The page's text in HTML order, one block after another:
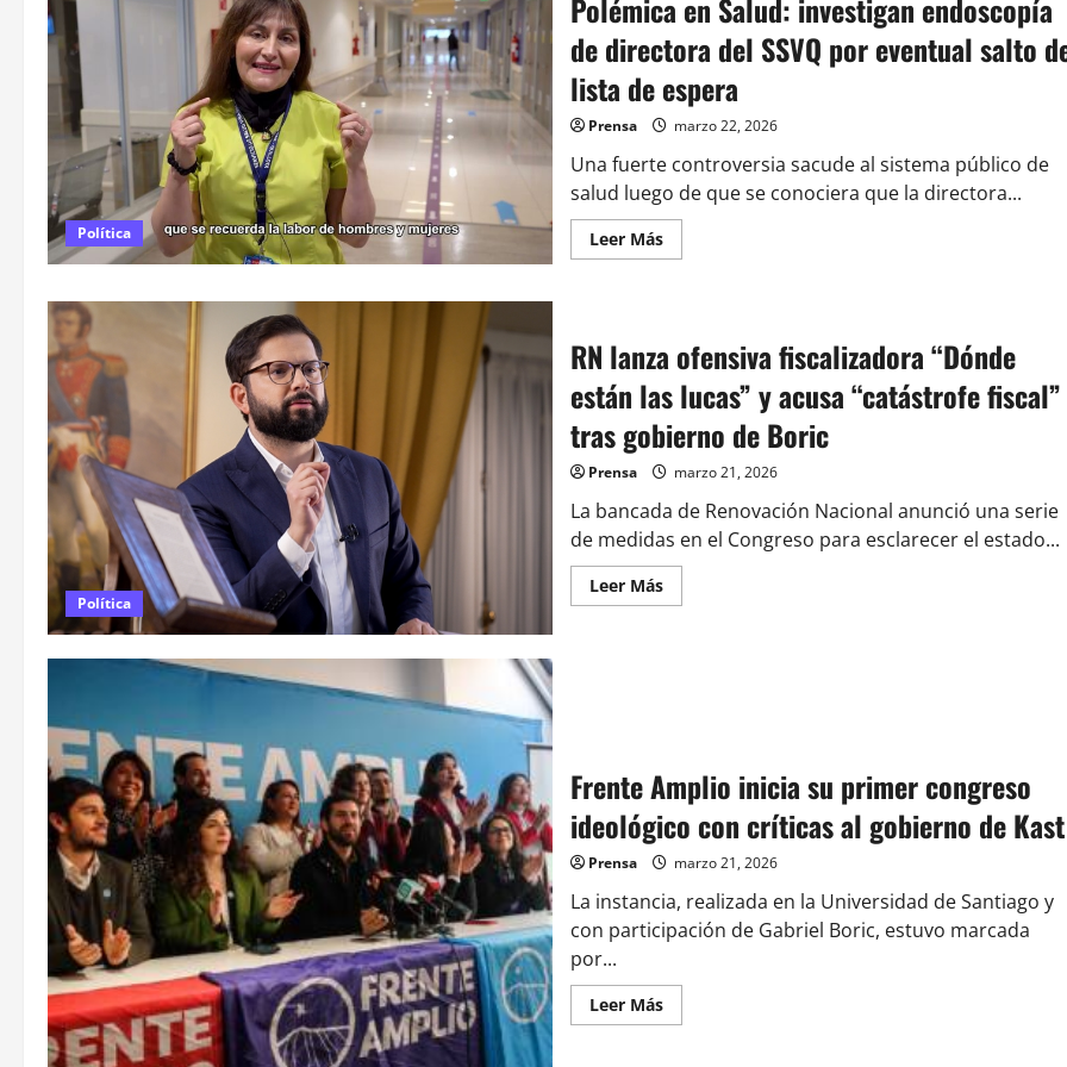
oficial
de
la
PDI
genera
fuerte
controversia
política
Política
Polémica en Salud: investigan endoscopía
de directora del SSVQ por eventual salto
lista de espera
Prensa marzo 22, 2026
Una fuerte controversia sacude al sistema público de
salud luego de que se conociera que la directora...
Leer MásLeer
más
investigan
endoscopía
de
directora
del
SSVQ
por
eventual
de
lista
de
Política
RN lanza ofensiva fiscalizadora “Dónde
están las lucas” y acusa “catástrofe fiscal”
tras gobierno de Boric
Prensa marzo 21, 2026
La bancada de Renovación Nacional anunció una serie
de medidas en el Congreso para esclarecer el estado...
Leer MásLeer
más
y
acusa
“catástrofe
fiscal”
tras
gobierno
Boric
Frente Amplio inicia su primer congreso
ideológico con críticas al gobierno de Kast
Prensa marzo 21, 2026
La instancia, realizada en la Universidad de Santiago y
con participación de Gabriel Boric, estuvo marcada
por...
Leer MásLeer
más